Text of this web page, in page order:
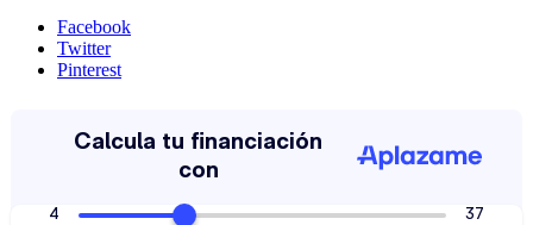
Facebook
Twitter
Pinterest